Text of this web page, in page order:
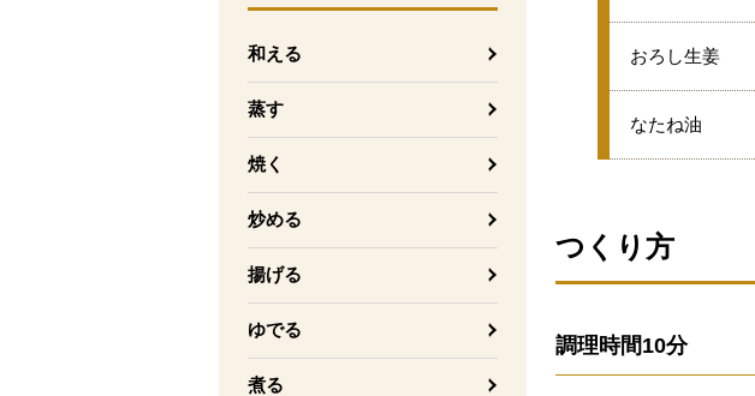
和える
蒸す
焼く
炒める
揚げる
ゆでる
煮る
★
おろし生姜
★
なたね油
つくり方
調理時間10分